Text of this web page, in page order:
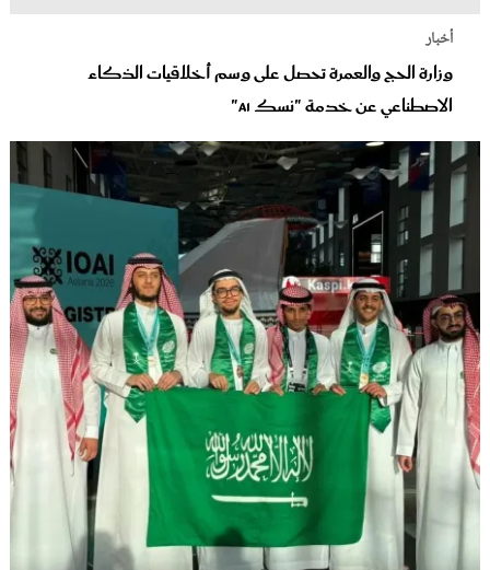
أخبار
وزارة الحج والعمرة تحصل على وسم أخلاقيات الذكاء
الاصطناعي عن خدمة "نسك AI"